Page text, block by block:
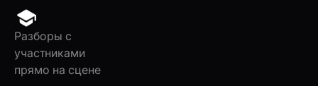
Разборы с
участниками
прямо на сцене